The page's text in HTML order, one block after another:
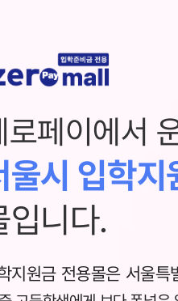
로페이에서
울시 입학지
입니다.
지원금 전용몰은 서울특